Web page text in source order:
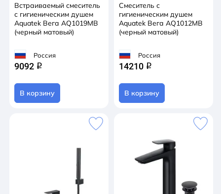
Встраиваемый смеситель
с гигиеническим душем
Aquatek Вега AQ1019MB
(черный матовый)
Россия
9092 q
В корзину
Смеситель с
гигиеническим душем
Aquatek Вега AQ1012MB
(черный матовый)
Россия
14210 q
В корзину